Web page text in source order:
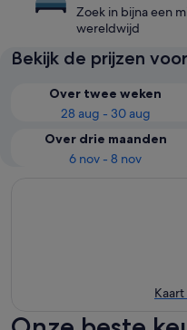
Zoek in bijna een
wereldwijd
Bekijk de prijzen
Over twee weken
28 aug - 30 aug
Over drie maanden
6 nov - 8 nov